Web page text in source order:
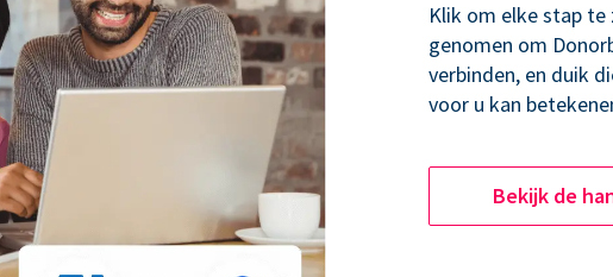
Klik om elke stap
genomen om
verbinden, en duik
voor u kan
Bekijk de